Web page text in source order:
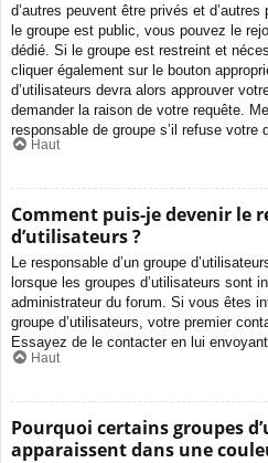
d’autres peuvent être privés et
le groupe est public, vous pouvez le
dédié. Si le groupe est restreint et
cliquer également sur le bouton
d’utilisateurs devra alors approuver
demander la raison de votre requête.
responsable de groupe s’il refuse votre
Haut
Comment puis-je devenir le
d’utilisateurs ?
Le responsable d’un groupe
lorsque les groupes d’utilisateurs sont
administrateur du forum. Si vous êtes
groupe d’utilisateurs, votre premier
Essayez de le contacter en lui
Haut
Pourquoi certains groupes
apparaissent dans une